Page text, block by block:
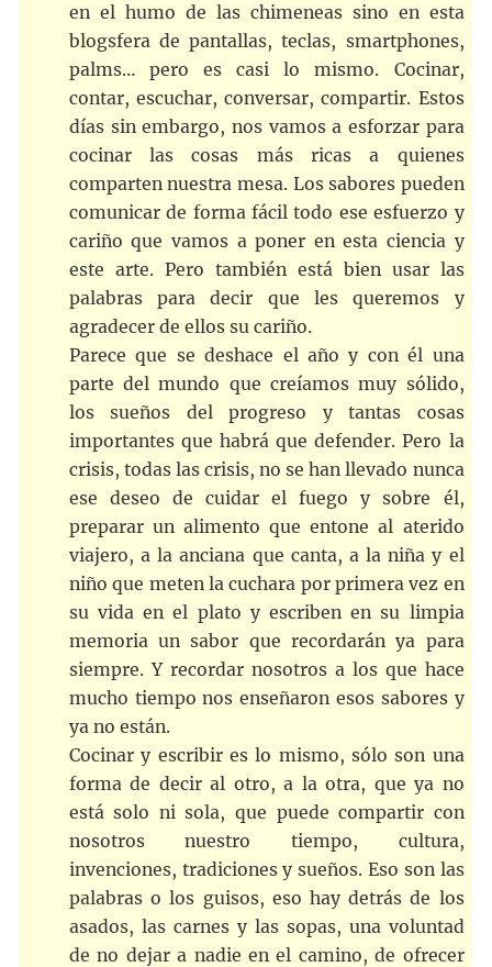
en el humo de las chimeneas sino en esta
blogsfera de pantallas, teclas, smartphones,
palms… pero es casi lo mismo. Cocinar,
contar, escuchar, conversar, compartir. Estos
días sin embargo, nos vamos a esforzar para
cocinar las cosas más ricas a quienes
comparten nuestra mesa. Los sabores pueden
comunicar de forma fácil todo ese esfuerzo y
cariño que vamos a poner en esta ciencia y
este arte. Pero también está bien usar las
palabras para decir que les queremos y
agradecer de ellos su cariño.
Parece que se deshace el año y con él una
parte del mundo que creíamos muy sólido,
los sueños del progreso y tantas cosas
importantes que habrá que defender. Pero la
crisis, todas las crisis, no se han llevado nunca
ese deseo de cuidar el fuego y sobre él,
preparar un alimento que entone al aterido
viajero, a la anciana que canta, a la niña y el
niño que meten la cuchara por primera vez en
su vida en el plato y escriben en su limpia
memoria un sabor que recordarán ya para
siempre. Y recordar nosotros a los que hace
mucho tiempo nos enseñaron esos sabores y
ya no están.
Cocinar y escribir es lo mismo, sólo son una
forma de decir al otro, a la otra, que ya no
está solo ni sola, que puede compartir con
nosotros nuestro tiempo, cultura,
invenciones, tradiciones y sueños. Eso son las
palabras o los guisos, eso hay detrás de los
asados, las carnes y las sopas, una voluntad
de no dejar a nadie en el camino, de ofrecer